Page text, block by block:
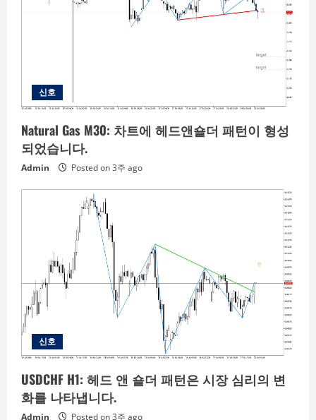
신호
Natural Gas M30: 차트에 헤드앤숄더 패턴이 형성
되었습니다.
Admin Posted on 3주 ago
신호
USDCHF H1: 헤드 앤 숄더 패턴은 시장 심리의 변
화를 나타냅니다.
Admin Posted on 3주 ago